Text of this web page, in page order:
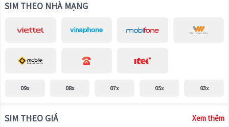
SIM THEO NHÀ MẠNG
09x 08x 07x 05x 03x
SIM THEO GIÁ Xem thêm